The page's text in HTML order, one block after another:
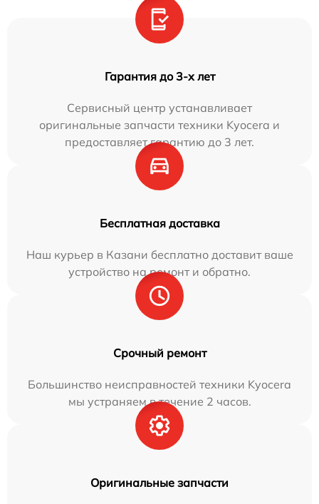
Гарантия до 3-х лет
Сервисный центр устанавливает
оригинальные запчасти техники Kyocera и
предоставляет гарантию до 3 лет.
Бесплатная доставка
Наш курьер в Казани бесплатно доставит ваше
устройство на ремонт и обратно.
Срочный ремонт
Большинство неисправностей техники Kyocera
мы устраняем в течение 2 часов.
Оригинальные запчасти